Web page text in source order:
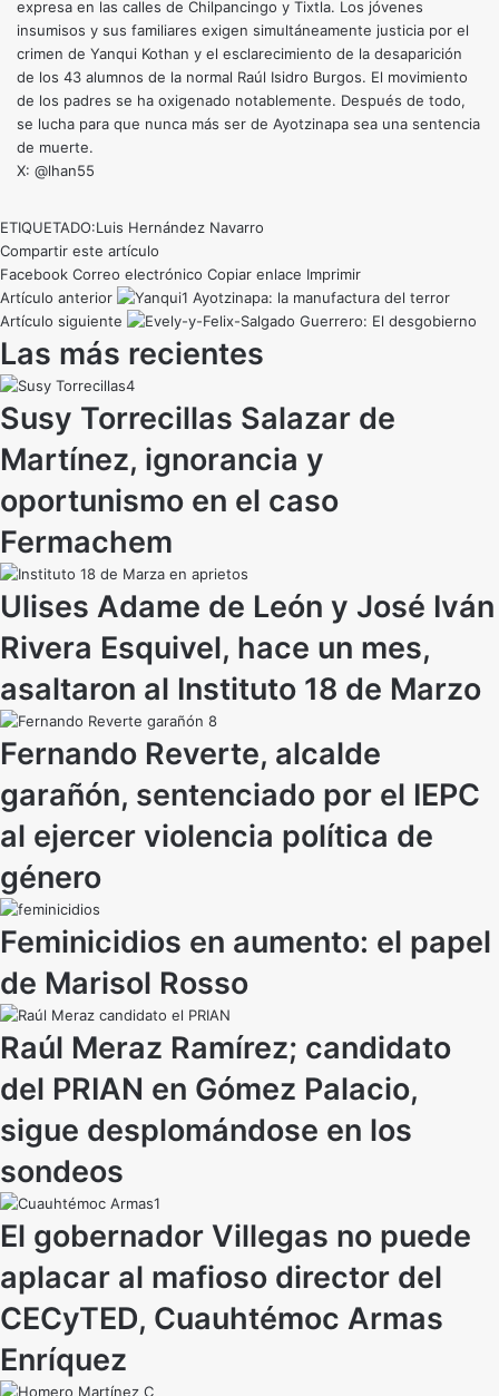
expresa en las calles de Chilpancingo y Tixtla. Los jóvenes
insumisos y sus familiares exigen simultáneamente justicia por el
crimen de Yanqui Kothan y el esclarecimiento de la desaparición
de los 43 alumnos de la normal Raúl Isidro Burgos. El movimiento
de los padres se ha oxigenado notablemente. Después de todo,
se lucha para que nunca más ser de Ayotzinapa sea una sentencia
de muerte.
X: @lhan55
ETIQUETADO:Luis Hernández Navarro
Compartir este artículo
Facebook Correo electrónico Copiar enlace Imprimir
Artículo anterior
Ayotzinapa: la manufactura del terror
Artículo siguiente
Guerrero: El desgobierno
Las más recientes
Susy Torrecillas Salazar de
Martínez, ignorancia y
oportunismo en el caso
Fermachem
Ulises Adame de León y José Iván
Rivera Esquivel, hace un mes,
asaltaron al Instituto 18 de Marzo
Fernando Reverte, alcalde
garañón, sentenciado por el IEPC
al ejercer violencia política de
género
Feminicidios en aumento: el papel
de Marisol Rosso
Raúl Meraz Ramírez; candidato
del PRIAN en Gómez Palacio,
sigue desplomándose en los
sondeos
El gobernador Villegas no puede
aplacar al mafioso director del
CECyTED, Cuauhtémoc Armas
Enríquez